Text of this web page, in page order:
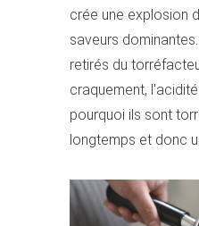
crée une explosion
saveurs
retirés du
craquement,
pourquoi ils sont
longtemps et donc